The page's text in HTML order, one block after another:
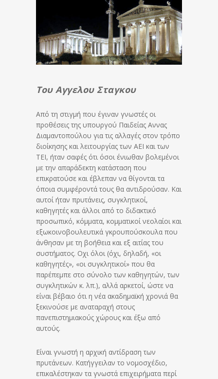
Toυ Aγγελου Σταγκου
Από τη στιγμή που έγιναν γνωστές οι
προθέσεις της υπουργού Παιδείας Αννας
Διαμαντοπούλου για τις αλλαγές στον τρόπο
διοίκησης και λειτουργίας των ΑΕΙ και των
ΤΕΙ, ήταν σαφές ότι όσοι ένιωθαν βολεμένοι
με την απαράδεκτη κατάσταση που
επικρατούσε και έβλεπαν να θίγονται τα
όποια συμφέροντά τους θα αντιδρούσαν. Και
αυτοί ήταν πρυτάνεις, συγκλητικοί,
καθηγητές και άλλοι από το διδακτικό
προσωπικό, κόμματα, κομματικοί νεολαίοι και
εξωκοινοβουλευτικά γκρουπούσκουλα που
άνθησαν με τη βοήθεια και εξ αιτίας του
συστήματος. Οχι όλοι (όχι, δηλαδή, «οι
καθηγητές», «οι συγκλητικοί» που θα
παρέπεμπε στο σύνολο των καθηγητών, των
συγκλητικών κ. λπ.), αλλά αρκετοί, ώστε να
είναι βέβαιο ότι η νέα ακαδημαϊκή χρονιά θα
ξεκινούσε με αναταραχή στους
πανεπιστημιακούς χώρους και έξω από
αυτούς.
Είναι γνωστή η αρχική αντίδραση των
πρυτάνεων. Κατήγγειλαν το νομοσχέδιο,
επικαλέστηκαν τα γνωστά επιχειρήματα περί